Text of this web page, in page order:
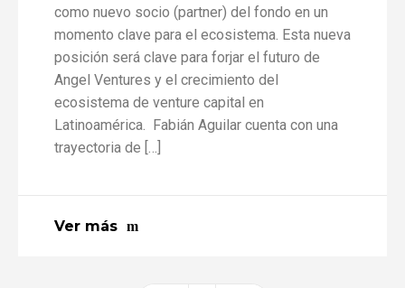
como nuevo socio (partner) del fondo en un
momento clave para el ecosistema. Esta nueva
posición será clave para forjar el futuro de
Angel Ventures y el crecimiento del
ecosistema de venture capital en
Latinoamérica. Fabián Aguilar cuenta con una
trayectoria de […]
Ver más